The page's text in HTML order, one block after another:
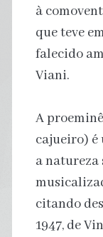
à
que teve
falecido
Viani.
A
cajueiro) é
a
citando
1947, de